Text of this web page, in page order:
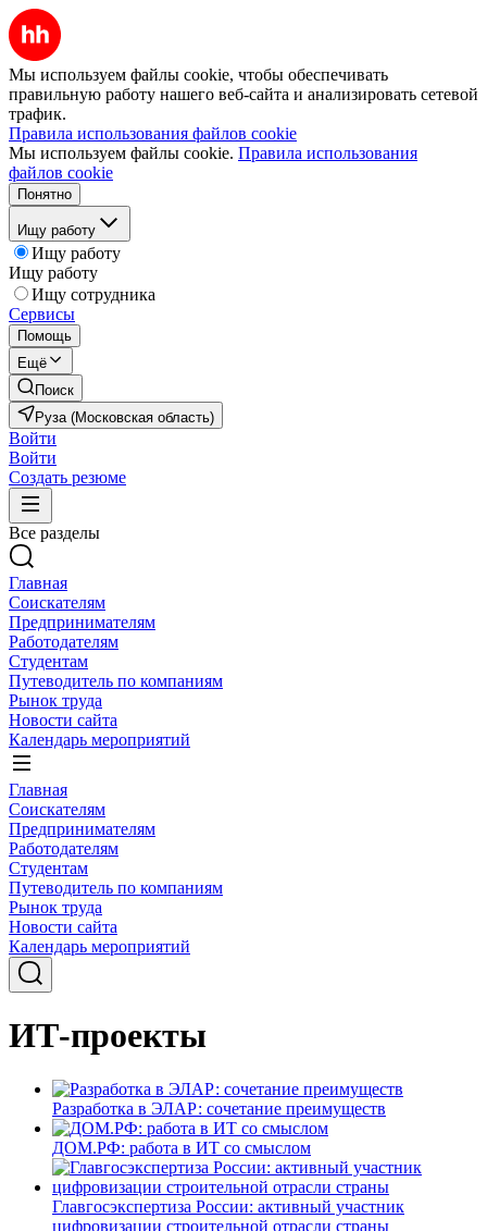
Мы используем файлы cookie, чтобы обеспечивать
правильную работу нашего веб-сайта и анализировать сетевой
трафик.
Правила использования файлов cookie
Мы используем файлы cookie. Правила использования
файлов cookie
Понятно
Ищу работу
Ищу работу
Ищу работу
Ищу сотрудника
Сервисы
Помощь
Ещё
Поиск
Руза (Московская область)
Войти
Войти
Создать резюме
Все разделы
Главная
Соискателям
Предпринимателям
Работодателям
Студентам
Путеводитель по компаниям
Рынок труда
Новости сайта
Календарь мероприятий
Главная
Соискателям
Предпринимателям
Работодателям
Студентам
Путеводитель по компаниям
Рынок труда
Новости сайта
Календарь мероприятий
ИТ-проекты
Разработка в ЭЛАР: сочетание преимуществ
ДОМ.РФ: работа в ИТ со смыслом
Главгосэкспертиза России: активный участник
цифровизации строительной отрасли страны